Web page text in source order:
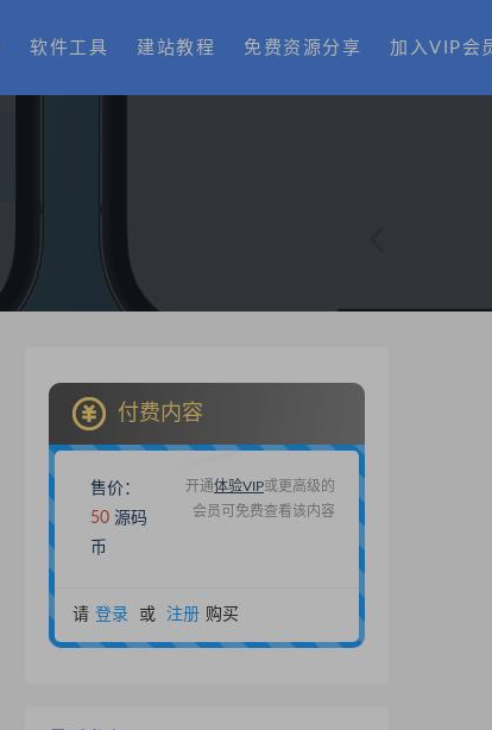
软件工具 建站教程 免费资源分享 加入VIP会
付费内容
售价：
50 源码
币
开通体验VIP或更高级的
会员可免费查看该内容
请 登录 或 注册 购买